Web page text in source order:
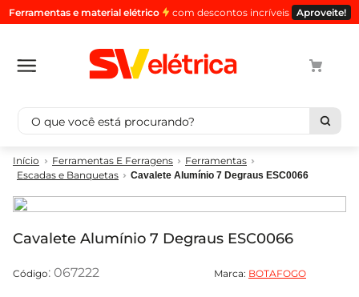
Ferramentas e material elétrico com descontos incríveis Aproveite!
O que você está procurando?
Ferramentas E Ferragens
Ferramentas
Escadas e Banquetas
Cavalete Alumínio 7 Degraus ESC0066
Cavalete Alumínio 7 Degraus ESC0066
: 067222 Marca: BOTAFOGO
Termos mais buscados
cabo
2º luminaria
3º tomada